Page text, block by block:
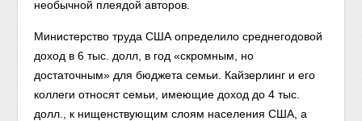
необычной плеядой авторов.
Министерство труда США определило среднегодовой
доход в 6 тыс. долл, в год «скромным, но
достаточным» для бюджета семьи. Кайзерлинг и его
коллеги относят семьи, имеющие доход до 4 тыс.
долл., к нищенствующим слоям населения США, а